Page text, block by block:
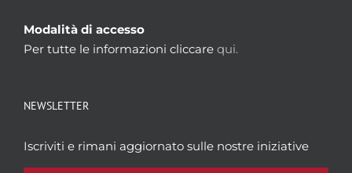
Modalità di accesso
Per tutte le informazioni cliccare qui.
NEWSLETTER
Iscriviti e rimani aggiornato sulle nostre iniziative